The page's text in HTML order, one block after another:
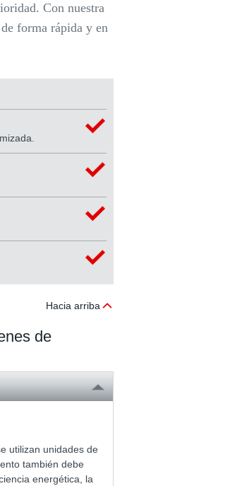
Con nuestra
forma rápida y en
Hacia arriba
de
utilizan unidades de
también debe
energética, la